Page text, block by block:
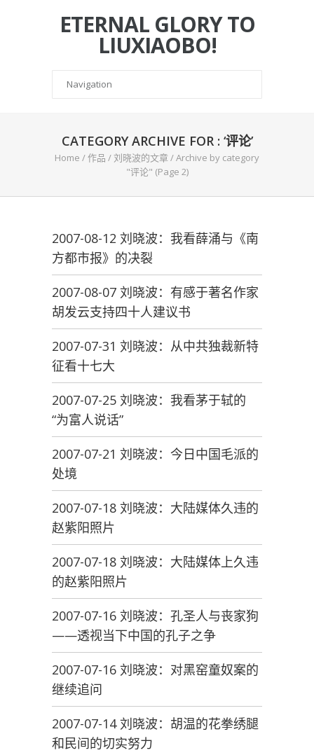
ETERNAL GLORY TO
LIUXIAOBO!
CATEGORY ARCHIVE FOR : ‘评论’
Home /作品 /刘晓波的文章/Archive by category
"评论" (Page 2)
2007-08-12 刘晓波：我看薛涌与《南
方都市报》的决裂
2007-08-07 刘晓波：有感于著名作家
胡发云支持四十人建议书
2007-07-31 刘晓波：从中共独裁新特
征看十七大
2007-07-25 刘晓波：我看茅于轼的
“为富人说话”
2007-07-21 刘晓波：今日中国毛派的
处境
2007-07-18 刘晓波：大陆媒体久违的
赵紫阳照片
2007-07-18 刘晓波：大陆媒体上久违
的赵紫阳照片
2007-07-16 刘晓波：孔圣人与丧家狗
——透视当下中国的孔子之争
2007-07-16 刘晓波：对黑窑童奴案的
继续追问
2007-07-14 刘晓波：胡温的花拳绣腿
和民间的切实努力